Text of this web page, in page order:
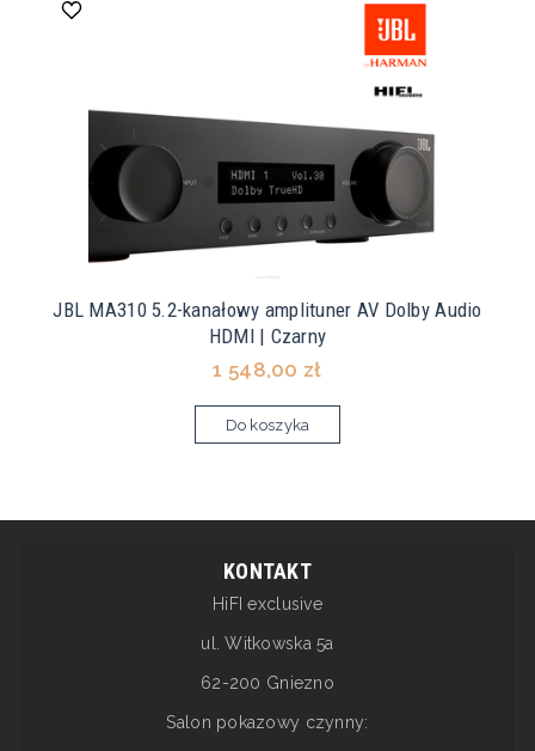
JBL MA310 5.2-kanałowy amplituner AV Dolby Audio
HDMI | Czarny
1 548,00 zł
Do koszyka
KONTAKT
HiFI exclusive
ul. Witkowska 5a
62-200 Gniezno
Salon pokazowy czynny: